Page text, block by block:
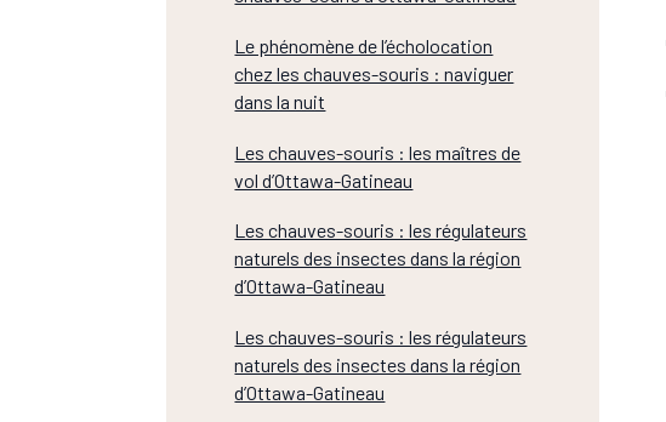
Le phénomène de l’écholocation
chez les chauves-souris : naviguer
dans la nuit
Les chauves-souris : les maîtres de
vol d’Ottawa-Gatineau
Les chauves-souris : les régulateurs
naturels des insectes dans la région
d’Ottawa-Gatineau
Les chauves-souris : les régulateurs
naturels des insectes dans la région
d’Ottawa-Gatineau